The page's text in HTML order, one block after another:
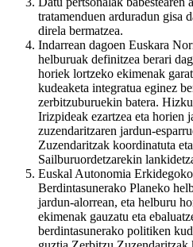
tratamenduen arduradun gisa
direla bermatzea.
Indarrean dagoen Euskara
helburuak definitzea berari
horiek lortzeko ekimenak
kudeaketa integratua eginez
zerbitzuburuekin batera.
Irizpideak ezartzea eta horien
zuzendaritzaren jardun-
Zuzendaritzak koordinatuta
Sailburuordetzarekin
Euskal Autonomia
Berdintasunerako Planeko
jardun-alorrean, eta helburu
ekimenak gauzatu eta
berdintasunerako politiken